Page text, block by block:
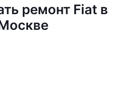
ремонт Fiat в